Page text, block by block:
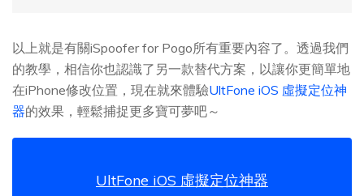
以上就是有關iSpoofer for Pogo所有重要內容了。透過我們
的教學，相信你也認識了另一款替代方案，以讓你更簡單地
在iPhone修改位置，現在就來體驗UltFone iOS 虛擬定位神
器的效果，輕鬆捕捉更多寶可夢吧～
UltFone iOS 虛擬定位神器